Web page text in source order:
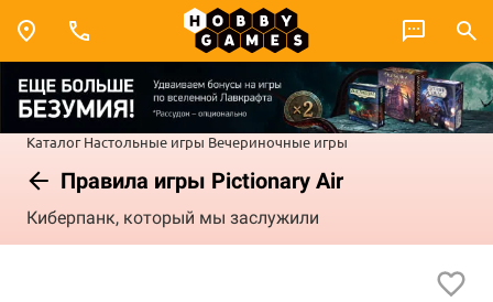
Каталог Настольные игры Вечериночные игры
Правила игры Pictionary Air
Киберпанк, который мы заслужили